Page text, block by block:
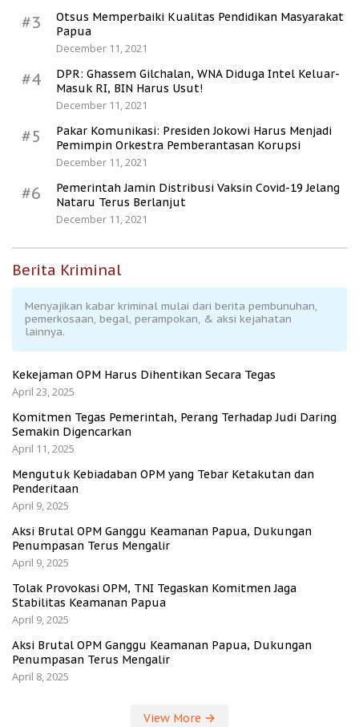
#3
Otsus Memperbaiki Kualitas Pendidikan Masyarakat
Papua
December 11, 2021
#4
DPR: Ghassem Gilchalan, WNA Diduga Intel Keluar-
Masuk RI, BIN Harus Usut!
December 11, 2021
#5
Pakar Komunikasi: Presiden Jokowi Harus Menjadi
Pemimpin Orkestra Pemberantasan Korupsi
December 11, 2021
#6
Pemerintah Jamin Distribusi Vaksin Covid-19 Jelang
Nataru Terus Berlanjut
December 11, 2021
Berita Kriminal
Menyajikan kabar kriminal mulai dari berita pembunuhan,
pemerkosaan, begal, perampokan, & aksi kejahatan
lainnya.
Kekejaman OPM Harus Dihentikan Secara Tegas
April 23, 2025
Komitmen Tegas Pemerintah, Perang Terhadap Judi Daring
Semakin Digencarkan
April 11, 2025
Mengutuk Kebiadaban OPM yang Tebar Ketakutan dan
Penderitaan
April 9, 2025
Aksi Brutal OPM Ganggu Keamanan Papua, Dukungan
Penumpasan Terus Mengalir
April 9, 2025
Tolak Provokasi OPM, TNI Tegaskan Komitmen Jaga
Stabilitas Keamanan Papua
April 9, 2025
Aksi Brutal OPM Ganggu Keamanan Papua, Dukungan
Penumpasan Terus Mengalir
April 8, 2025
View More